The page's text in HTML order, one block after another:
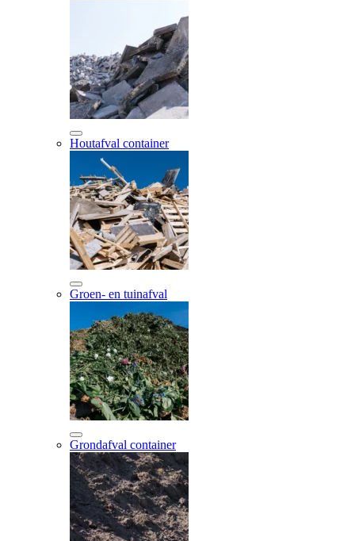
Houtafval container
Groen- en tuinafval
Grondafval container